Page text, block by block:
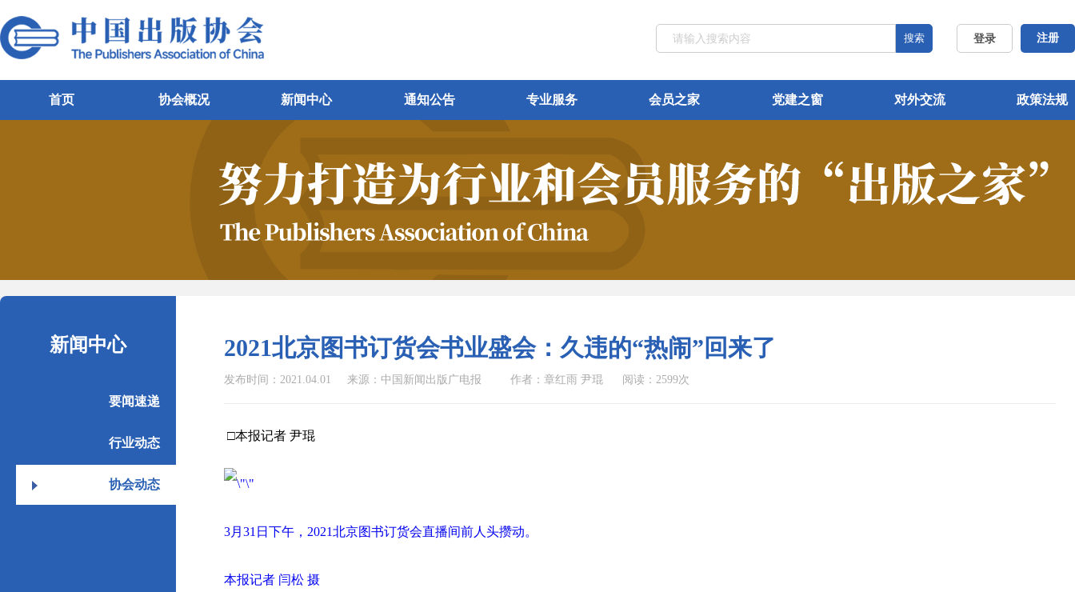
登录 注册
搜索
首页 协会概况 新闻中心 通知公告 专业服务 会员之家 党建之窗 对外交流 政策法规
新闻中心
要闻速递
行业动态
协会动态
2021北京图书订货会书业盛会：久违的“热闹”回来了
发布时间：2021.04.01 来源：中国新闻出版广电报 作者：章红雨 尹琨 阅读：2599次
□本报记者 尹琨
3月31日下午，2021北京图书订货会直播间前人头攒动。
本报记者 闫松 摄